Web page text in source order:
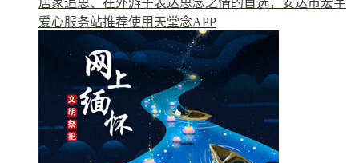
爱心服务站推荐使用天堂念APP